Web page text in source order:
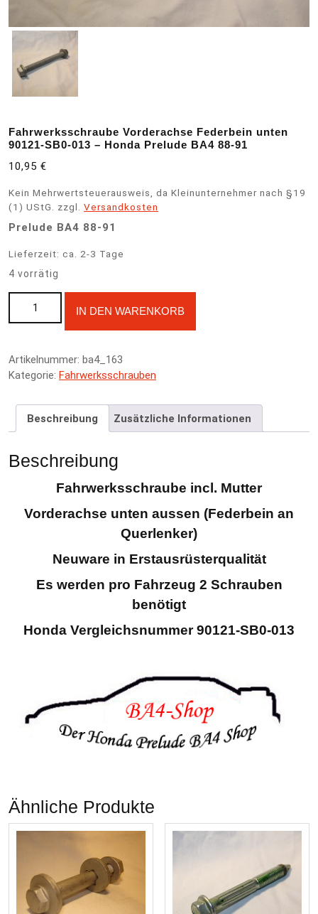
Fahrwerksschraube Vorderachse Federbein unten
90121-SB0-013 – Honda Prelude BA4 88-91
10,95 €
Kein Mehrwertsteuerausweis, da Kleinunternehmer nach §19
(1) UStG. zzgl. Versandkosten
Prelude BA4 88-91
Lieferzeit: ca. 2-3 Tage
4 vorrätig
013 - Honda Prelude BA4 88-91 Menge
IN DEN WARENKORB
i
Artikelnummer: ba4_163
Kategorie: Fahrwerksschrauben
Beschreibung Zusätzliche Informationen
Beschreibung
Fahrwerksschraube incl. Mutter
Vorderachse unten aussen (Federbein an
Querlenker)
Neuware in Erstausrüsterqualität
Es werden pro Fahrzeug 2 Schrauben
benötigt
Honda Vergleichsnummer 90121-SB0-013
Ähnliche Produkte